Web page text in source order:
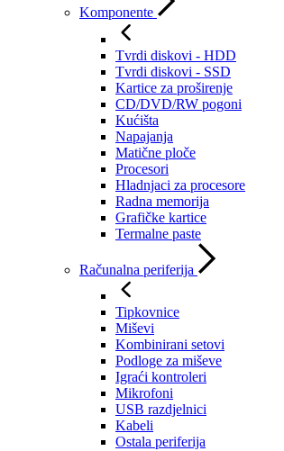
Komponente
Tvrdi diskovi - HDD
Tvrdi diskovi - SSD
Kartice za proširenje
CD/DVD/RW pogoni
Kućišta
Napajanja
Matične ploče
Procesori
Hladnjaci za procesore
Radna memorija
Grafičke kartice
Termalne paste
Računalna periferija
Tipkovnice
Miševi
Kombinirani setovi
Podloge za miševe
Igraći kontroleri
Mikrofoni
USB razdjelnici
Kabeli
Ostala periferija